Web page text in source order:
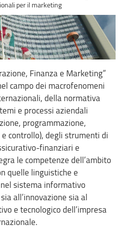
per il marketing
Finanza e Marketing”
campo dei macrofenomeni
della normativa
e processi aziendali
programmazione,
controllo), degli strumenti di
finanziari e
le competenze dell’ambito
quelle linguistiche e
sistema informativo
all’innovazione sia al
e tecnologico dell’impresa